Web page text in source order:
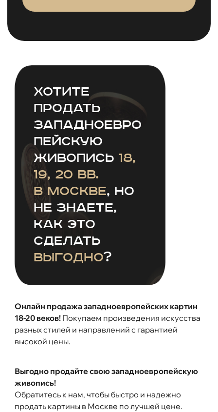
Хотите
продать
западноевро
пейскую
живопись 18,
19, 20 вв.
в Москве, но
не знаете,
как это
сделать
выгодно?
Онлайн продажа западноевропейских картин
18-20 веков! Покупаем произведения искусства
разных стилей и направлений с гарантией
высокой цены.
Выгодно продайте свою западноевропейскую
живопись!
Обратитесь к нам, чтобы быстро и надежно
продать картины в Москве по лучшей цене.